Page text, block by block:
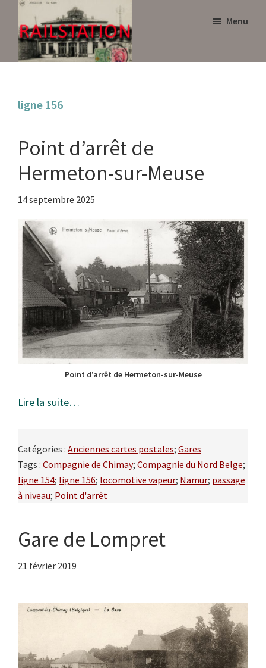
main
content
primary
sidebar
Menu
ligne 156
Point d’arrêt de
Hermeton-sur-Meuse
14 septembre 2025
Point d’arrêt de Hermeton-sur-Meuse
Lire la suite…
Catégories : Anciennes cartes postales; Gares
Tags : Compagnie de Chimay; Compagnie du Nord Belge;
ligne 154; ligne 156; locomotive vapeur; Namur; passage
à niveau; Point d'arrêt
Gare de Lompret
21 février 2019